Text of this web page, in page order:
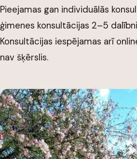
Pieejamas gan individuālās
ģimenes konsultācijas 2–5
Konsultācijas iespējamas arī
nav šķērslis.